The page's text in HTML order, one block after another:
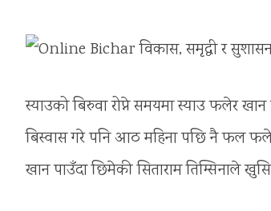
स्याउको बिरुवा रोप्ने समयमा स्याउ फलेर
बिस्वास गरे पनि आठ महिना पछि नै फल
खान पाउँदा छिमेकी सिताराम तिम्सिनाले